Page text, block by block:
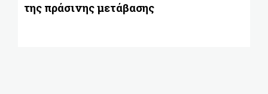
της πράσινης μετάβασης